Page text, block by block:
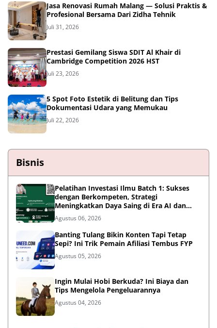
Jasa Renovasi Rumah Malang — Solusi Praktis &
Profesional Bersama Dari Zidha Tehnik
Juli 31, 2026
Prestasi Gemilang Siswa SDIT Al Khair di
Cambridge Competition 2026 HST
Juli 23, 2026
5 Spot Foto Estetik di Belitung dan Tips
Dokumentasi Udara yang Memukau
Juli 22, 2026
Bisnis
Pelatihan Investasi Ilmu Batch 1: Sukses
dengan Berkompeten, Strategi
Meningkatkan Daya Saing di Era AI dan
Persaingan Global
Agustus 06, 2026
Banting Tulang Bikin Konten Tapi Tetap
Sepi? Ini Trik Pemain Afiliasi Tembus FYP
Agustus 05, 2026
Ingin Mulai Hobi Berkuda? Ini Biaya dan
Tips Mengelola Pengeluarannya
Agustus 04, 2026